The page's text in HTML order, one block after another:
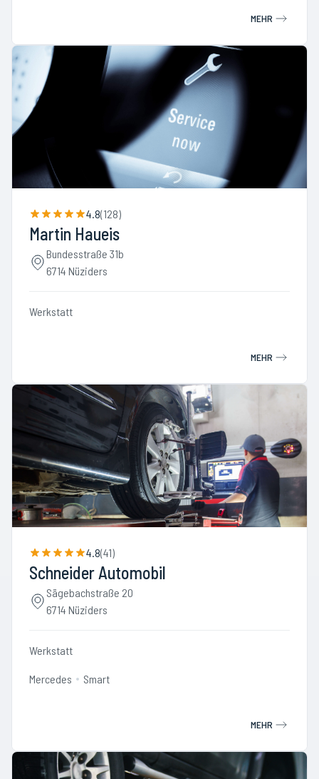
MEHR
4.8(128)
Martin Haueis
Bundesstraße 31b
6714 Nüziders
Werkstatt
MEHR
4.8(41)
Schneider Automobil
Sägebachstraße 20
6714 Nüziders
Werkstatt
Mercedes Smart
MEHR